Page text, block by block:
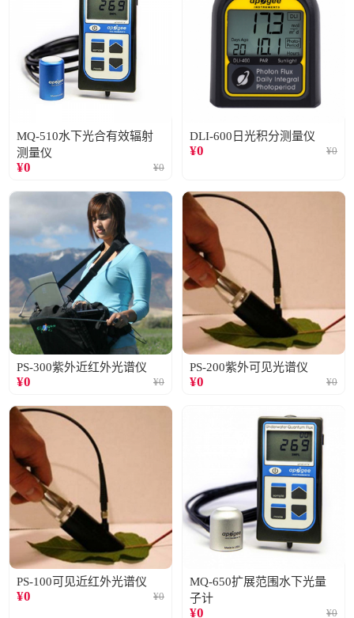
MQ-510水下光合有效辐射
测量仪
¥0 ¥0
DLI-600日光积分测量仪
¥0 ¥0
PS-300紫外近红外光谱仪
¥0 ¥0
PS-200紫外可见光谱仪
¥0 ¥0
PS-100可见近红外光谱仪
¥0 ¥0
MQ-650扩展范围水下光量
子计
¥0 ¥0